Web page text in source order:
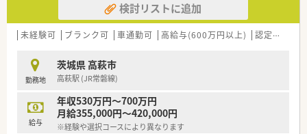
検討リストに追加
未経験可 ブランク可 車通勤可 高給与(600万円以上) 認定薬剤師取得支援あり
勤務地
茨城県 高萩市
高萩駅 (JR常磐線)
給与
年収530万円～700万円
月給355,000円～420,000円
※経験や選択コースにより異なります